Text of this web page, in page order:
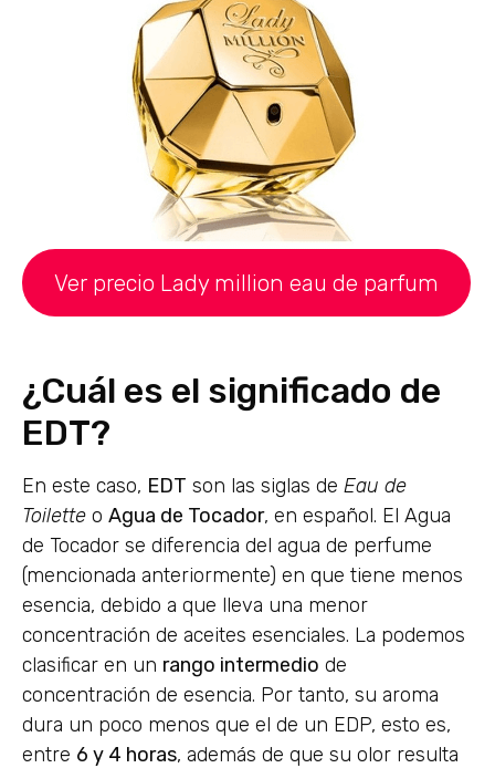
Ver precio Lady million eau de parfum
¿Cuál es el significado de
EDT?
En este caso, EDT son las siglas de Eau de
Toilette o Agua de Tocador, en español. El Agua
de Tocador se diferencia del agua de perfume
(mencionada anteriormente) en que tiene menos
esencia, debido a que lleva una menor
concentración de aceites esenciales. La podemos
clasificar en un rango intermedio de
concentración de esencia. Por tanto, su aroma
dura un poco menos que el de un EDP, esto es,
entre 6 y 4 horas, además de que su olor resulta